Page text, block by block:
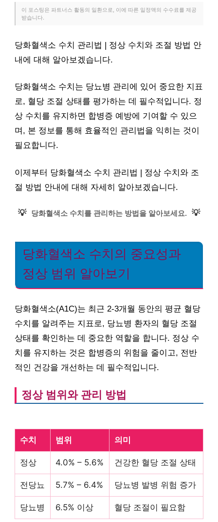
이 포스팅은 파트너스 활동의 일환으로, 이에 따른 일정액의 수수료를 제공
받습니다.
당화혈색소 수치 관리법 | 정상 수치와 조절 방법 안
내에 대해 알아보겠습니다.
당화혈색소 수치는 당뇨병 관리에 있어 중요한 지표
로, 혈당 조절 상태를 평가하는 데 필수적입니다. 정
상 수치를 유지하면 합병증 예방에 기여할 수 있으
며, 본 정보를 통해 효율적인 관리법을 익히는 것이
필요합니다.
이제부터 당화혈색소 수치 관리법 | 정상 수치와 조
절 방법 안내에 대해 자세히 알아보겠습니다.
💡 당화혈색소 수치를 관리하는 방법을 알아보세요. 💡
당화혈색소 수치의 중요성과
정상 범위 알아보기
당화혈색소(A1C)는 최근 2-3개월 동안의 평균 혈당
수치를 알려주는 지표로, 당뇨병 환자의 혈당 조절
상태를 확인하는 데 중요한 역할을 합니다. 정상 수
치를 유지하는 것은 합병증의 위험을 줄이고, 전반
적인 건강을 개선하는 데 필수적입니다.
정상 범위와 관리 방법
수치 범위 의미
정상 4.0% – 5.6% 건강한 혈당 조절 상태
전당뇨 5.7% – 6.4% 당뇨병 발병 위험 증가
당뇨병 6.5% 이상 혈당 조절이 필요함